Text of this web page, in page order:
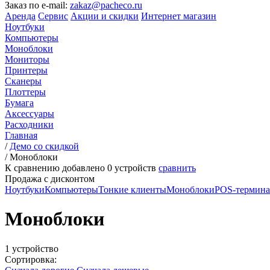
Заказ по e-mail: zakaz@pacheco.ru
Аренда Сервис Акции и скидки Интернет магазин
Ноутбуки
Компьютеры
Моноблоки
Мониторы
Принтеры
Сканеры
Плоттеры
Бумага
Аксессуары
Расходники
Главная
/ Демо со скидкой
/Моноблоки
К сравнению добавлено 0 устройств сравнить
Продажа с дисконтом
НоутбукиКомпьютерыТонкие клиентыМоноблокиPOS-
Моноблоки
1 устройство
Сортировка: